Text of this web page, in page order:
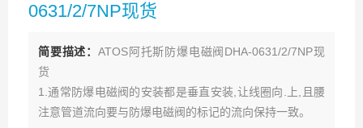
0631/2/7NP现货
简要描述： ATOS阿托斯防爆电磁阀DHA-0631/2/7NP现
货
1.通常防爆电磁阀的安装都是垂直安装,让线圈向.上,且腰
注意管道流向要与防爆电磁阀的标记的流向保持一致。